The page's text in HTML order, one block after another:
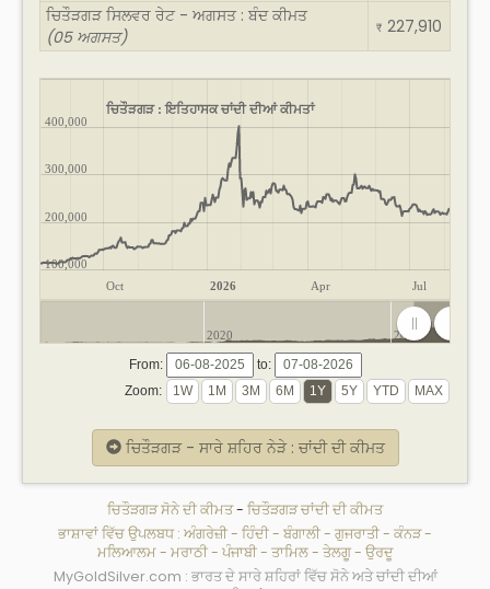
ਚਿਤੌੜਗੜ ਸਿਲਵਰ ਰੇਟ - ਅਗਸਤ : ਬੰਦ ਕੀਮਤ
(05 ਅਗਸਤ)
₹ 227,910
ਚਿਤੌੜਗੜ : ਇਤਿਹਾਸਕ ਚਾਂਦੀ ਦੀਆਂ ਕੀਮਤਾਂ
Oct 2026 Apr Jul
100,000
200,000
300,000
400,000
2020 2025
From:
to:
Zoom:
ਚਿਤੌੜਗੜ - ਸਾਰੇ ਸ਼ਹਿਰ ਨੇੜੇ : ਚਾਂਦੀ ਦੀ ਕੀਮਤ
ਚਿਤੌੜਗੜ ਸੋਨੇ ਦੀ ਕੀਮਤ- ਚਿਤੌੜਗੜ ਚਾਂਦੀ ਦੀ ਕੀਮਤ
ਭਾਸ਼ਾਵਾਂ ਵਿੱਚ ਉਪਲਬਧ : ਅੰਗਰੇਜ਼ੀ- ਹਿੰਦੀ- ਬੰਗਾਲੀ- ਗੁਜਰਾਤੀ- ਕੰਨੜ-
ਮਲਿਆਲਮ- ਮਰਾਠੀ- ਪੰਜਾਬੀ- ਤਾਮਿਲ- ਤੇਲਗੂ- ਉਰਦੂ
MyGoldSilver.com : ਭਾਰਤ ਦੇ ਸਾਰੇ ਸ਼ਹਿਰਾਂ ਵਿੱਚ ਸੋਨੇ ਅਤੇ ਚਾਂਦੀ ਦੀਆਂ